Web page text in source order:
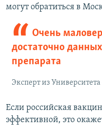
могут обратиться в
Очень
достаточно
препарата
Эксперт из
Если российская
эффективной, это